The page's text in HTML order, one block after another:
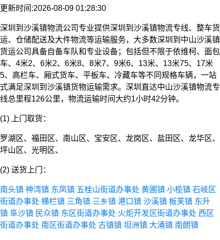
更新时间:2026-08-09 01:28:30
深圳到沙溪镇物流公司专业提供深圳到沙溪镇物流专线、整车货
运、仓储配送及大件物流等运输服务，大多数深圳到中山沙溪镇
货运公司具备自备车队和专业设备；包括但不限于依维柯、面包
车、4米2、6米2、6米8、8米7、9米6、13米、13米75、17米
5、高栏车、厢式货车、平板车、冷藏车等不同规格车辆，一站
式满足深圳到沙溪镇货物运输需求。深圳直达中山沙溪镇物流专
线总里程126公里，物流运输时间大约1小时42分钟。
(1) 上门取货：
罗湖区、福田区、南山区、宝安区、龙岗区、盐田区、龙华区、
坪山区、光明区、
(2) 送货上门：
南头镇 神湾镇 东凤镇 五桂山街道办事处 黄圃镇 小榄镇 石岐区
街道办事处 横栏镇 三角镇 三乡镇 港口镇 沙溪镇 板芙镇 东升
镇 阜沙镇 民众镇 东区街道办事处 火炬开发区街道办事处 西区
街道办事处 南区街道办事处 古镇镇 坦洲镇 大涌镇 南朗镇